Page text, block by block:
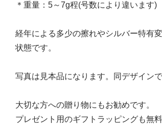
＊重量：5～7g程(号数により違います)
経年による多少の擦れやシルバー特有
状態です。
写真は見本品になります。同デザイン
大切な方への贈り物にもお勧めです。
プレゼント用のギフトラッピングも無
17.5号
在庫：1
18号
在庫：1